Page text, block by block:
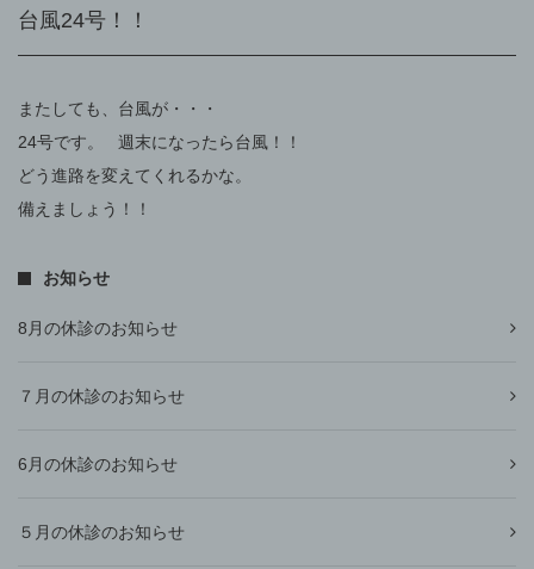
台風24号！！
またしても、台風が・・・
24号です。 週末になったら台風！！
どう進路を変えてくれるかな。
備えましょう！！
お知らせ
8月の休診のお知らせ
７月の休診のお知らせ
6月の休診のお知らせ
５月の休診のお知らせ